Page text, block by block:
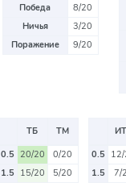
Победа
8/20
Ничья
3/20
Поражение
9/20
ТБ
ТМ
0.5 20/20
0/20
1.5 15/20
5/20
0.5
1.5
7/